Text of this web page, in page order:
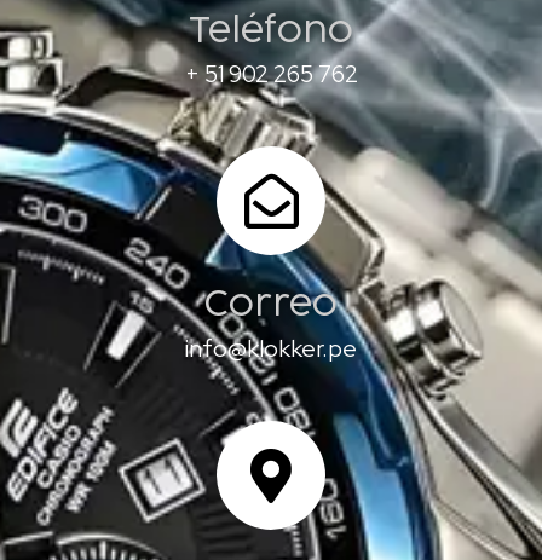
Teléfono
+ 51 902 265 762
Correo
info@klokker.pe